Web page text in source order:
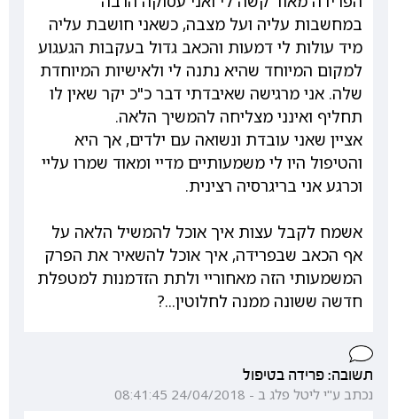
במחשבות עליה ועל מצבה, כשאני חושבת עליה
מיד עולות לי דמעות והכאב גדול בעקבות הגעגוע
למקום המיוחד שהיא נתנה לי ולאישיות המיוחדת
שלה. אני מרגישה שאיבדתי דבר כ"כ יקר שאין לו
תחליף ואינני מצליחה להמשיך הלאה.
אציין שאני עובדת ונשואה עם ילדים, אך היא
והטיפול היו לי משמעותיים מדיי ומאוד שמרו עליי
וכרגע אני בריגרסיה רצינית.
אשמח לקבל עצות איך אוכל להמשיל הלאה על
אף הכאב שבפרידה, איך אוכל להשאיר את הפרק
המשמעותי הזה מאחוריי ולתת הזדמנות למטפלת
חדשה ששונה ממנה לחלוטין...?
תשובה: פרידה בטיפול
נכתב ע"י ליטל פלג ב - 24/04/2018 08:41:45